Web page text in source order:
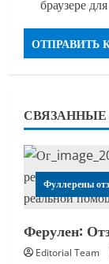
браузере
Фуллерены
Ферулен:
Editorial Team